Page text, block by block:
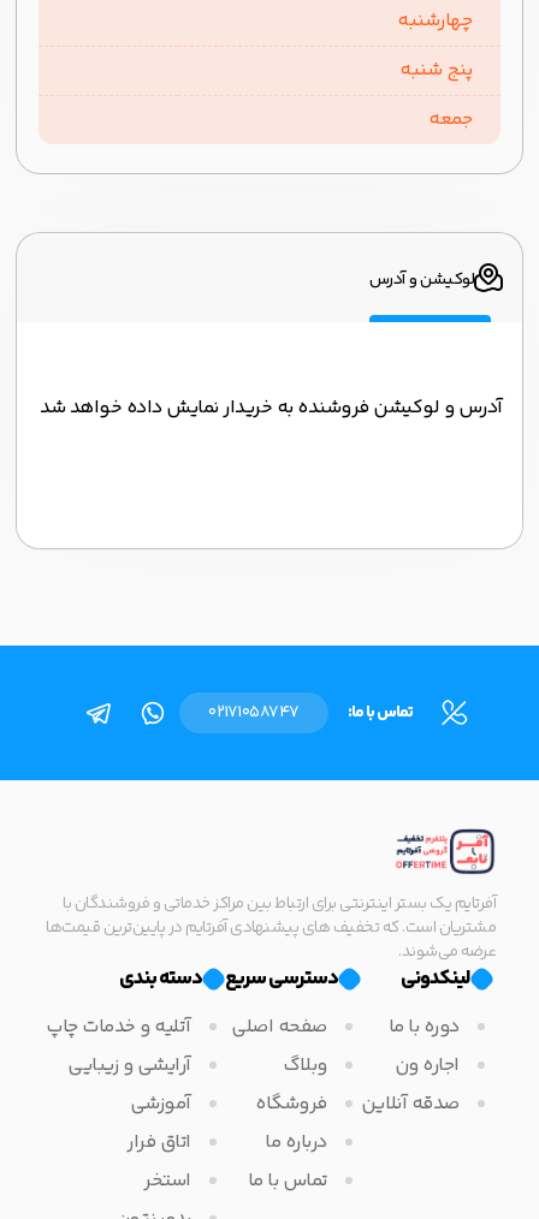
چهارشنبه
پنج شنبه
جمعه
لوکیشن و آدرس
آدرس و لوکیشن فروشنده به خریدار نمایش داده خواهد شد
تماس با ما: 02171058747
آفرتایم یک بستر اینترنتی برای ارتباط بین مراکز خدماتی و فروشندگان با
مشتریان است. که تخفیف های پیشنهادی آفرتایم در پایین‌ترین قیمت‌ها
عرضه می‌شوند.
لینکدونی
دوره با ما
اجاره ون
صدقه آنلاین
دسترسی سریع
صفحه اصلی
وبلاگ
فروشگاه
درباره ما
تماس با ما
دسته بندی
آتلیه و خدمات چاپ
آرایشی و زیبایی
آموزشی
اتاق فرار
استخر